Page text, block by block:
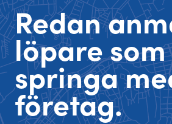
Redan
löpare
springa
företag.
Seedningsregler
Bana
Göteborgsvarvet Expo
Löparinspiration och träning
Cityvarvet
Minivarvet
Lilla Varvet
Varvetmilen
Leverantörer
Partners Varvetveckan
Partnerportal
Anmälan